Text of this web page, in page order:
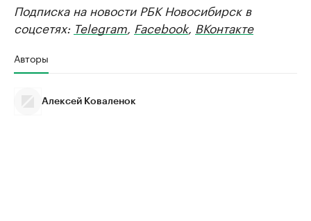
Подписка на новости РБК Новосибирск в
соцсетях: Telegram, Facebook, ВКонтакте
Авторы
Алексей Коваленок